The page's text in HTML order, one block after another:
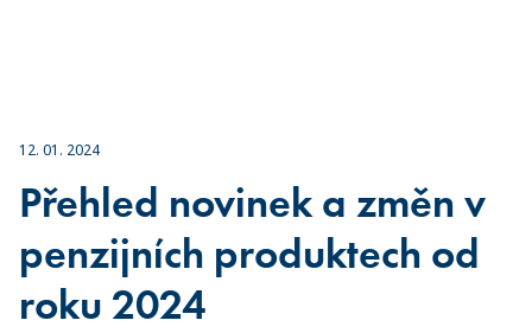
12. 01. 2024
Přehled novinek a změn v
penzijních produktech od
roku 2024